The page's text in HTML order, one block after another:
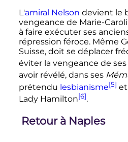
L'amiral Nelson devient le
vengeance de Marie-
à faire exécuter ses
répression féroce. Même
Suisse, doit se déplacer
éviter la vengeance de
avoir révélé, dans ses
prétendu lesbianisme[5] et
Lady Hamilton[6].
Retour à Naples